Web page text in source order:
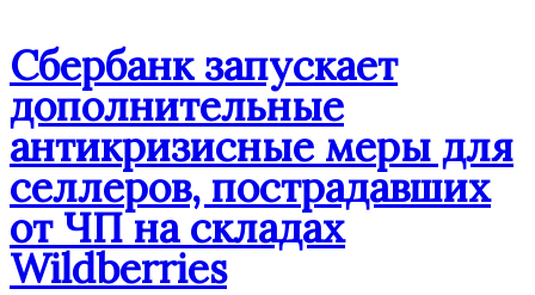
Сбербанк запускает
дополнительные
антикризисные меры для
селлеров, пострадавших
от ЧП на складах
Wildberries